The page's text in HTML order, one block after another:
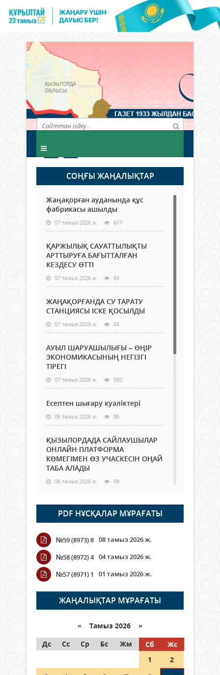
СОҢҒЫ ЖАҢАЛЫҚТАР
Жаңақорған ауданында құс
фабрикасы ашылды
07 тамыз 2026 ж. 617
ҚАРЖЫЛЫҚ САУАТТЫЛЫҚТЫ
АРТТЫРУҒА БАҒЫТТАЛҒАН
КЕЗДЕСУ ӨТТІ
07 тамыз 2026 ж. 84
ЖАҢАҚОРҒАНДА СУ ТАРАТУ
СТАНЦИЯСЫ ІСКЕ ҚОСЫЛДЫ
07 тамыз 2026 ж. 88
АУЫЛ ШАРУАШЫЛЫҒЫ – ӨҢІР
ЭКОНОМИКАСЫНЫҢ НЕГІЗГІ
ТІРЕГІ
07 тамыз 2026 ж. 580
Есептен шығару куәліктері
06 тамыз 2026 ж. 86
ҚЫЗЫЛОРДАДА САЙЛАУШЫЛАР
ОНЛАЙН ПЛАТФОРМА
КӨМЕГІМЕН ӨЗ УЧАСКЕСІН ОҢАЙ
ТАБА АЛАДЫ
06 тамыз 2026 ж. 99
Open Air: Қызылорда облысы
полиция департаменті 20
мыңнан астам көрерменнің
қауіпсіздігін қамтамасыз етті
06 тамыз 2026 ж.
Wi-Fi ҚАБЫРҒА АРҚЫЛЫ ҚАЛАЙ
ӨТЕДІ?
06 тамыз 2026 ж. 276
граждане Казахстана,
05 тамыз 2026 ж. 158
Шетелде жүрген Қазақстан
PDF НҰСҚАЛАР МҰРАҒАТЫ
№59 (8973) 8 08 тамыз 2026 ж.
№58 (8972) 4 04 тамыз 2026 ж.
№57 (8971) 1
01 тамыз 2026 ж.
ЖАҢАЛЫҚТАР МҰРАҒАТЫ
« Тамыз 2026 »
Дс
Сс Ср Бс Жм Сб
Жс
1
2